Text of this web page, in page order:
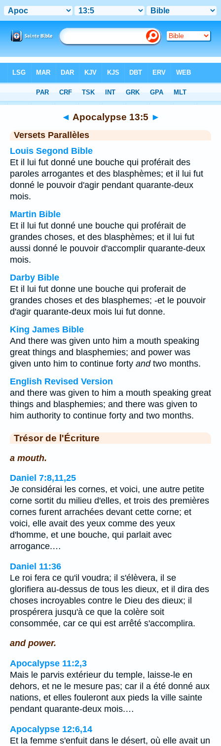
Chapitre 13 > Verset 5
◄ Apocalypse 13:5 ►
Versets Parallèles
Louis Segond Bible
Et il lui fut donné une bouche qui proférait des
paroles arrogantes et des blasphèmes; et il lui fut
donné le pouvoir d'agir pendant quarante-deux
mois.
Martin Bible
Et il lui fut donné une bouche qui proférait de
grandes choses, et des blasphèmes; et il lui fut
aussi donné le pouvoir d'accomplir quarante-deux
mois.
Darby Bible
Et il lui fut donne une bouche qui proferait de
grandes choses et des blasphemes; -et le pouvoir
d'agir quarante-deux mois lui fut donne.
King James Bible
And there was given unto him a mouth speaking
great things and blasphemies; and power was
given unto him to continue forty andtwo months.
English Revised Version
and there was given to him a mouth speaking great
things and blasphemies; and there was given to
him authority to continue forty and two months.
Trésor de l'Écriture
a mouth.
Daniel 7:8,11,25
Je considérai les cornes, et voici, une autre petite
corne sortit du milieu d'elles, et trois des premières
cornes furent arrachées devant cette corne; et
voici, elle avait des yeux comme des yeux
d'homme, et une bouche, qui parlait avec
arrogance.…
Daniel 11:36
Le roi fera ce qu'il voudra; il s'élèvera, il se
glorifiera au-dessus de tous les dieux, et il dira des
choses incroyables contre le Dieu des dieux; il
prospérera jusqu'à ce que la colère soit
consommée, car ce qui est arrêté s'accomplira.
and power.
Apocalypse 11:2,3
Mais le parvis extérieur du temple, laisse-le en
dehors, et ne le mesure pas; car il a été donné aux
nations, et elles fouleront aux pieds la ville sainte
pendant quarante-deux mois.…
Apocalypse 12:6,14
Et la femme s'enfuit dans le désert, où elle avait un